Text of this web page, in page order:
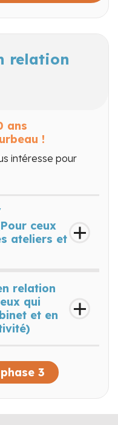
relation
ans
!
intéresse pour
ceux
ateliers et
relation
qui
et en
3